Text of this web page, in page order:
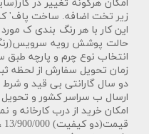
امکان هرگونه تغییر در
زیر تخت اضافه. ساخت پاف'
این کار با هر رنگ بندی ک
حالت پوشش رویه
انتخاب نوع چرم و پارچه طبق
زمان تحویل سفارش از لحظه ثبت 15الی 25 روز کاری
دو سال گارانتی بی قید و شرط
ارسال ب سراسر کشور و
امکان خرید از درب کارخانه و
قیمت(دو کیفیت) 13/900/000 ، 14/900/000